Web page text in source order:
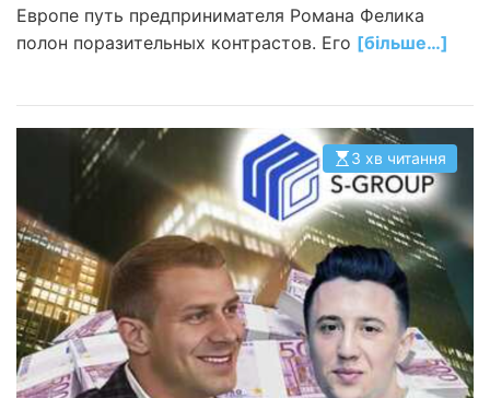
Европе путь предпринимателя Романа Фелика
полон поразительных контрастов. Его [більше…]
О
р
і
є
н
т
о
в
н
и
й
а
с
ч
3 хв читання